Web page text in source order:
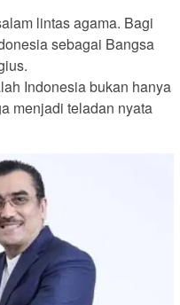
lintas agama. Bagi
sebagai Bangsa
Indonesia bukan hanya
menjadi teladan nyata